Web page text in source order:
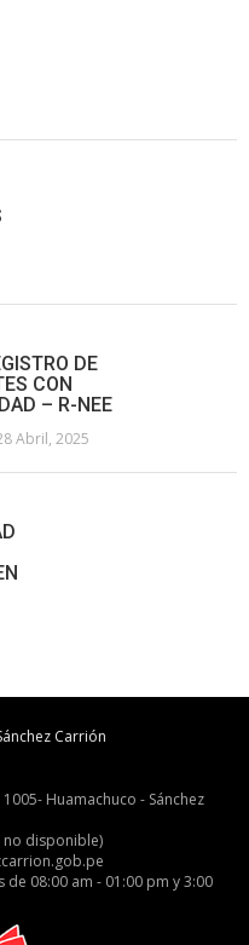
DE
CON
– R-NEE
Abril, 2025
Carrión
Huamachuco - Sánchez
disponible)
08:00 am - 01:00 pm y 3:00